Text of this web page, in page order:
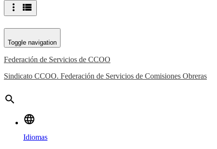
more_vert view_list
Toggle navigation
Federación de Servicios de CCOO
Sindicato CCOO. Federación de Servicios de Comisiones Obreras
search
language
Idiomas